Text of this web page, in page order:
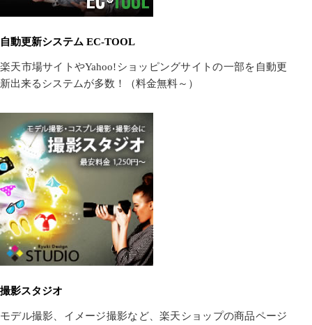
自動更新システム EC-TOOL
楽天市場サイトやYahoo!ショッピングサイトの一部を自動更
新出来るシステムが多数！（料金無料～）
撮影スタジオ
モデル撮影、イメージ撮影など、楽天ショップの商品ページ